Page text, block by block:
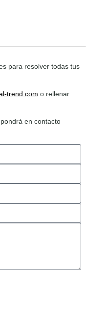
para resolver todas tus
trend.com o rellenar
en contacto